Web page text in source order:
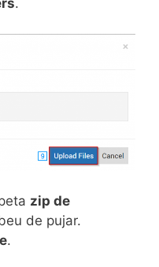
.
zip de
de pujar.
.